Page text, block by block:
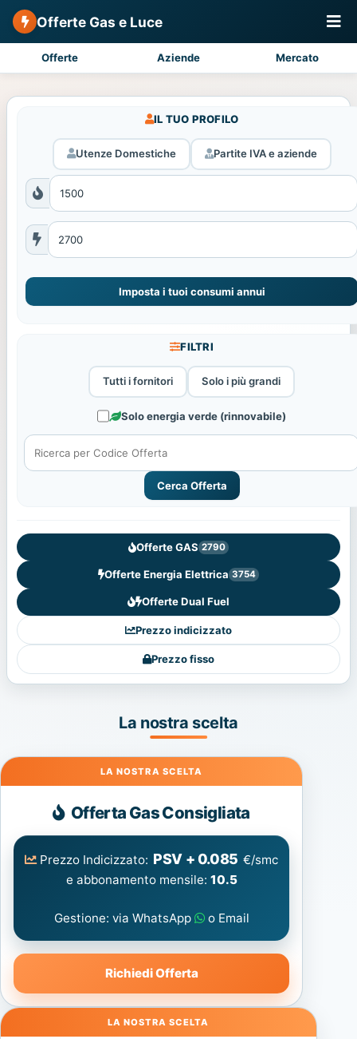
Offerte Gas e Luce
Offerte Aziende Mercato
IL TUO PROFILO
Utenze Domestiche Partite IVA e aziende
Imposta i tuoi consumi annui
FILTRI
Tutti i fornitori Solo i più grandi
Solo energia verde (rinnovabile)
Cerca Offerta
Offerte GAS 2790
Offerte Energia Elettrica 3754
Offerte Dual Fuel
Prezzo indicizzato
Prezzo fisso
La nostra scelta
Gas
Offerta Gas Consigliata
Prezzo Indicizzato: PSV + 0.085 €/smc
e abbonamento mensile: 10.5
Gestione: via WhatsApp o Email
Richiedi Offerta